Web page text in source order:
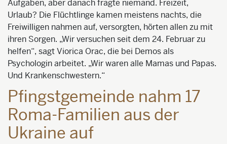
Aufgaben, aber danach fragte niemand. Freizeit,
Urlaub? Die Flüchtlinge kamen meistens nachts, die
Freiwilligen nahmen auf, versorgten, hörten allen zu mit
ihren Sorgen. „Wir versuchen seit dem 24. Februar zu
helfen“, sagt Viorica Orac, die bei Demos als
Psychologin arbeitet. „Wir waren alle Mamas und Papas.
Und Krankenschwestern.“
Pfingstgemeinde nahm 17
Roma-Familien aus der
Ukraine auf